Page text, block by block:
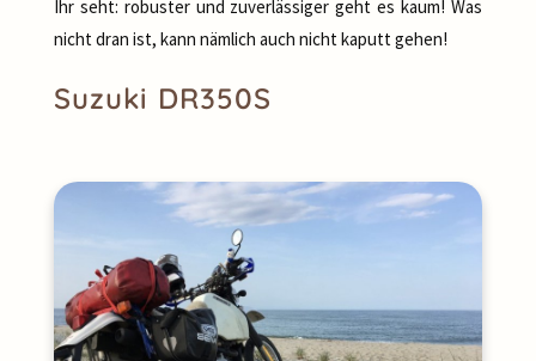
Ihr seht: robuster und zuverlässiger geht es kaum! Was
nicht dran ist, kann nämlich auch nicht kaputt gehen!
Suzuki DR350S